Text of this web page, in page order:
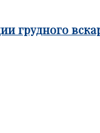
грудного